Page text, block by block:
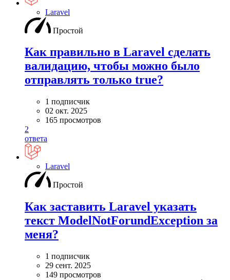
Laravel
Простой
Как правильно в Laravel сделать
валидацию, чтобы можно было
отправлять только true?
1 подписчик
02 окт. 2025
165 просмотров
2
ответа
Laravel
Простой
Как заставить Laravel указать
текст ModelNotForundException за
меня?
1 подписчик
29 сент. 2025
149 просмотров